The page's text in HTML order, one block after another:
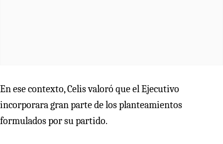
En ese contexto, Celis valoró que el Ejecutivo
incorporara gran parte de los planteamientos
formulados por su partido.